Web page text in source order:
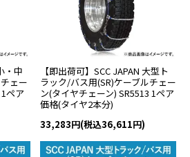
・中
ェー
ペア
【即出荷可】SCC JAPAN 大型ト
ラック/バス用(SR)ケーブルチェー
ン(タイヤチェーン) SR5513 1ペア
価格(タイヤ2本分)
33,283円(税込36,611円)